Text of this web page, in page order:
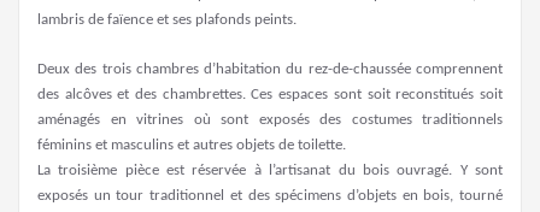
lambris de faïence et ses plafonds peints.
Deux des trois chambres d’habitation du rez-de-chaussée comprennent
des alcôves et des chambrettes. Ces espaces sont soit reconstitués soit
aménagés en vitrines où sont exposés des costumes traditionnels
féminins et masculins et autres objets de toilette.
La troisième pièce est réservée à l’artisanat du bois ouvragé. Y sont
exposés un tour traditionnel et des spécimens d’objets en bois, tourné